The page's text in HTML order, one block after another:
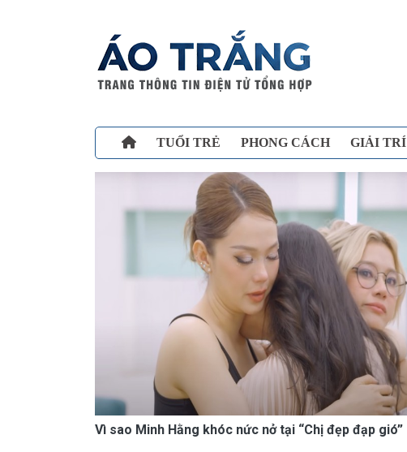
TUỔI TRẺ PHONG CÁCH GIẢI TRÍ
Vì sao Minh Hằng khóc nức nở tại “Chị đẹp đạp gió”